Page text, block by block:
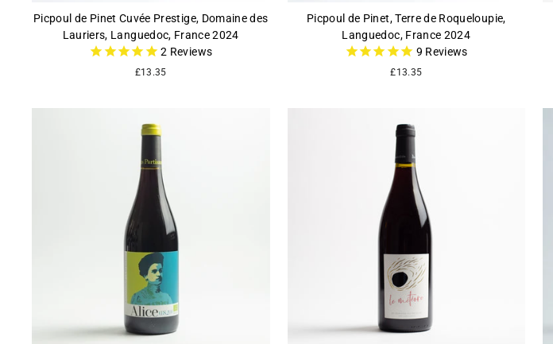
Picpoul de Pinet Cuvée Prestige, Domaine des
Lauriers, Languedoc, France 2024
2 Reviews
£13.35
Picpoul de Pinet, Terre de Roqueloupie,
Languedoc, France 2024
9 Reviews
£13.35